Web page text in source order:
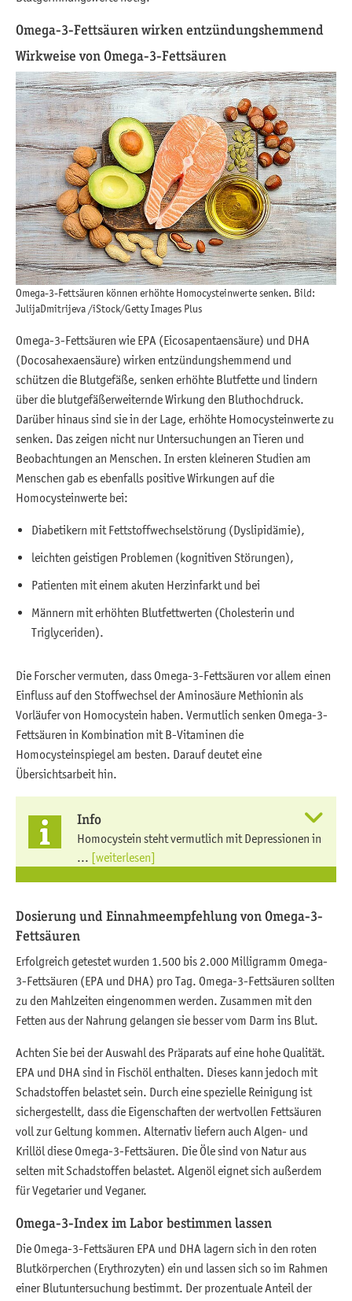
Omega-3-Fettsäuren wirken entzündungshemmend
Wirkweise von Omega-3-Fettsäuren
Omega-3-Fettsäuren können erhöhte Homocysteinwerte senken. Bild:
JulijaDmitrijeva /iStock/Getty Images Plus
Omega-3-Fettsäuren wie EPA (Eicosapentaensäure) und DHA
(Docosahexaensäure) wirken entzündungshemmend und
schützen die Blutgefäße, senken erhöhte Blutfette und lindern
über die blutgefäßerweiternde Wirkung den Bluthochdruck.
Darüber hinaus sind sie in der Lage, erhöhte Homocysteinwerte zu
senken. Das zeigen nicht nur Untersuchungen an Tieren und
Beobachtungen an Menschen. In ersten kleineren Studien am
Menschen gab es ebenfalls positive Wirkungen auf die
Homocysteinwerte bei:
Diabetikern mit Fettstoffwechselstörung (Dyslipidämie),
leichten geistigen Problemen (kognitiven Störungen),
Patienten mit einem akuten Herzinfarkt und bei
Männern mit erhöhten Blutfettwerten (Cholesterin und
Triglyceriden).
Die Forscher vermuten, dass Omega-3-Fettsäuren vor allem einen
Einfluss auf den Stoffwechsel der Aminosäure Methionin als
Vorläufer von Homocystein haben. Vermutlich senken Omega-3-
Fettsäuren in Kombination mit B-Vitaminen die
Homocysteinspiegel am besten. Darauf deutet eine
Übersichtsarbeit hin.
Info
Homocystein steht vermutlich mit Depressionen in
... [weiterlesen]
Dosierung und Einnahmeempfehlung von Omega-3-
Fettsäuren
Erfolgreich getestet wurden 1.500 bis 2.000 Milligramm Omega-
3-Fettsäuren (EPA und DHA) pro Tag. Omega-3-Fettsäuren sollten
zu den Mahlzeiten eingenommen werden. Zusammen mit den
Fetten aus der Nahrung gelangen sie besser vom Darm ins Blut.
Achten Sie bei der Auswahl des Präparats auf eine hohe Qualität.
EPA und DHA sind in Fischöl enthalten. Dieses kann jedoch mit
Schadstoffen belastet sein. Durch eine spezielle Reinigung ist
sichergestellt, dass die Eigenschaften der wertvollen Fettsäuren
voll zur Geltung kommen. Alternativ liefern auch Algen- und
Krillöl diese Omega-3-Fettsäuren. Die Öle sind von Natur aus
selten mit Schadstoffen belastet. Algenöl eignet sich außerdem
für Vegetarier und Veganer.
Omega-3-Index im Labor bestimmen lassen
Die Omega-3-Fettsäuren EPA und DHA lagern sich in den roten
Blutkörperchen (Erythrozyten) ein und lassen sich so im Rahmen
einer Blutuntersuchung bestimmt. Der prozentuale Anteil der